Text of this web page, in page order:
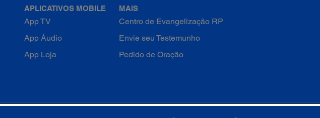
APLICATIVOS MOBILE
App TV
App Áudio
App Loja
MAIS
Centro de Evangelização RP
Envie seu Testemunho
Pedido de Oração